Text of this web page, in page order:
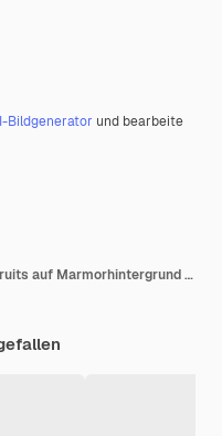
Bildgenerator und bearbeite
Geschnittene und ganze Grapefruits auf Marmorhintergrund angezeigt.